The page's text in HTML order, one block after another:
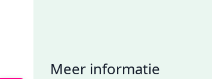
Meer informatie